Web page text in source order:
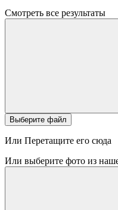
Смотреть все результаты
Выберите файл
Или Перетащите его сюда
Или выберите фото из